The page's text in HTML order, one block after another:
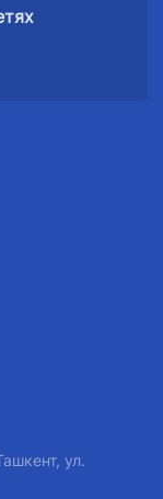
ул.